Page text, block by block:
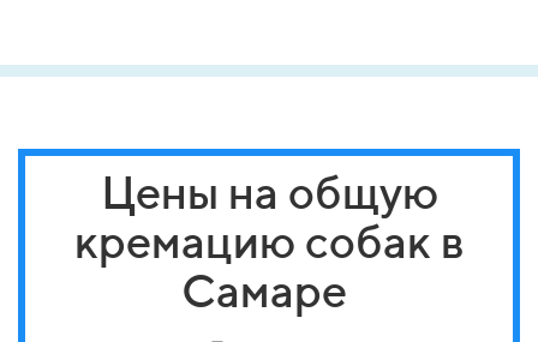
Цены на общую
кремацию собак в
Самаре